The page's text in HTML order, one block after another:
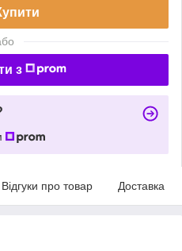
з
Відгуки про товар Доставка